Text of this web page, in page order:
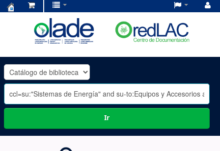
OLADE
-
Ir